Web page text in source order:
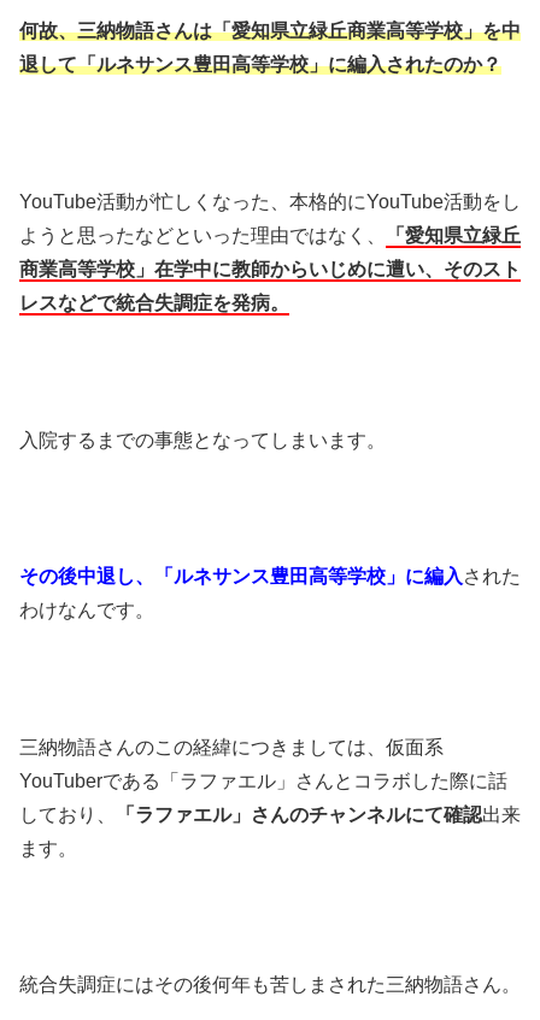
何故、三納物語さんは「愛知県立緑丘商業高等学校」を中
退して「ルネサンス豊田高等学校」に編入されたのか？
YouTube活動が忙しくなった、本格的にYouTube活動をし
ようと思ったなどといった理由ではなく、
「愛知県立緑丘
商業高等学校」在学中に教師からいじめに遭い、そのスト
レスなどで統合失調症を発病。
入院するまでの事態となってしまいます。
その後中退し、「ルネサンス豊田高等学校」に編入 された
わけなんです。
三納物語さんのこの経緯につきましては、仮面系
YouTuberである「ラファエル」さんとコラボした際に話
しており、
「ラファエル」さんのチャンネルにて確認出来
ます。
統合失調症にはその後何年も苦しまされた三納物語さん。